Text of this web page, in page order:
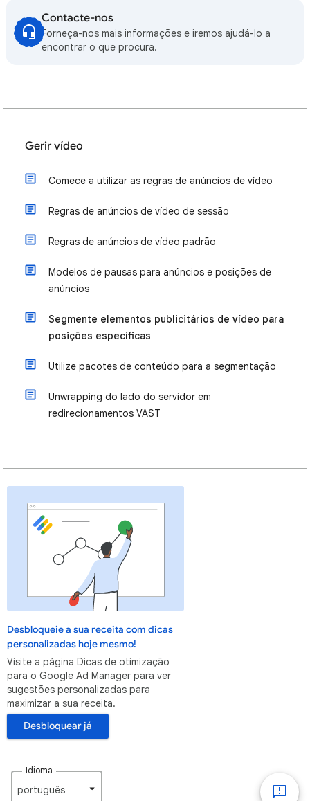
Contacte-nos
Forneça-nos mais informações e iremos ajudá-lo a
encontrar o que procura.
Gerir vídeo
Comece a utilizar as regras de anúncios de vídeo
Regras de anúncios de vídeo de sessão
Regras de anúncios de vídeo padrão
Modelos de pausas para anúncios e posições de
anúncios
Segmente elementos publicitários de vídeo para
posições específicas
Utilize pacotes de conteúdo para a segmentação
Unwrapping do lado do servidor em
redirecionamentos VAST
Desbloqueie a sua receita com dicas
personalizadas hoje mesmo!
Visite a página Dicas de otimização
para o Google Ad Manager para ver
sugestões personalizadas para
maximizar a sua receita.
Desbloquear já
Idioma
português‎